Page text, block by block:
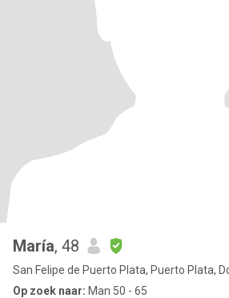
María, 48
San Felipe de Puerto Plata, Puerto Plata,
Op zoek naar: Man 50 - 65